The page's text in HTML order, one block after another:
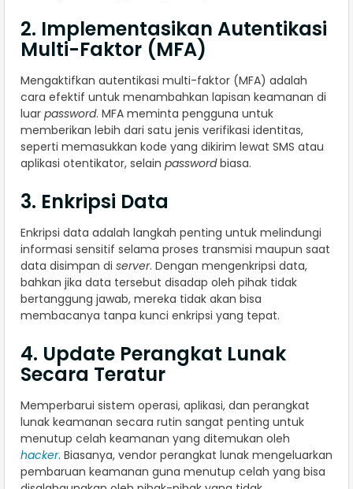
2. Implementasikan Autentikasi
Multi-Faktor (MFA)
Mengaktifkan autentikasi multi-faktor (MFA) adalah
cara efektif untuk menambahkan lapisan keamanan di
luar password. MFA meminta pengguna untuk
memberikan lebih dari satu jenis verifikasi identitas,
seperti memasukkan kode yang dikirim lewat SMS atau
aplikasi otentikator, selain passwordbiasa.
3. Enkripsi Data
Enkripsi data adalah langkah penting untuk melindungi
informasi sensitif selama proses transmisi maupun saat
data disimpan di server. Dengan mengenkripsi data,
bahkan jika data tersebut disadap oleh pihak tidak
bertanggung jawab, mereka tidak akan bisa
membacanya tanpa kunci enkripsi yang tepat.
4. Update Perangkat Lunak
Secara Teratur
Memperbarui sistem operasi, aplikasi, dan perangkat
lunak keamanan secara rutin sangat penting untuk
menutup celah keamanan yang ditemukan oleh
hacker. Biasanya, vendor perangkat lunak mengeluarkan
pembaruan keamanan guna menutup celah yang bisa